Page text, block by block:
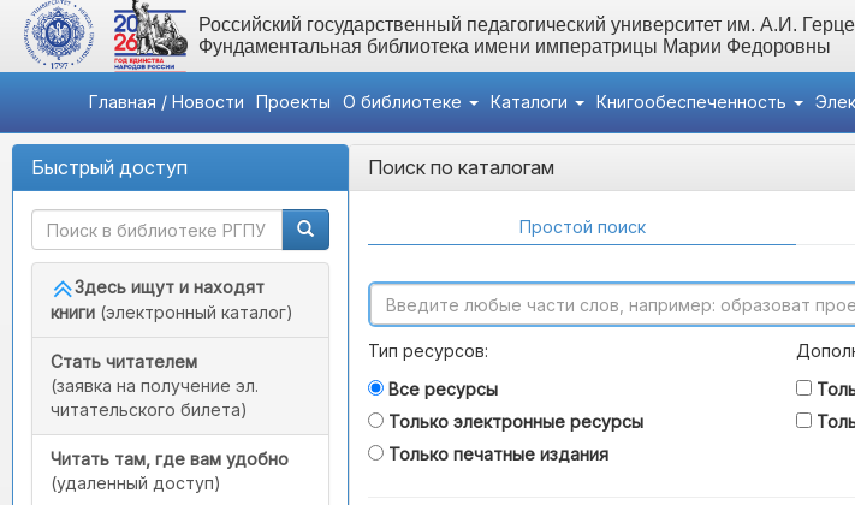
Российский государственный педагогический университет им. А.И.
Фундаментальная библиотека имени императрицы Марии Федоровны
Главная / Новости Проекты О библиотеке Каталоги Книгообеспеченность
Быстрый доступ
Здесь ищут и находят
книги (электронный каталог)
Стать читателем
(заявка на получение эл.
читательского билета)
Читать там, где вам удобно
(удаленный доступ)
Поиск по каталогам
Простой поиск
Тип ресурсов:
Все ресурсы
Только электронные ресурсы
Только печатные издания